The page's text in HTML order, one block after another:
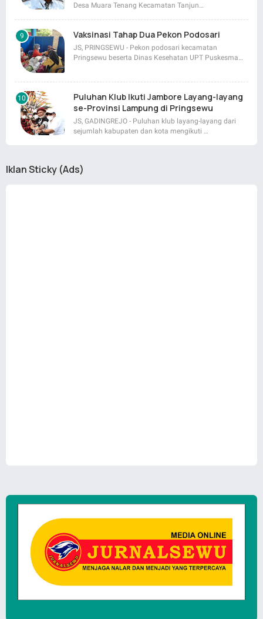
Desa Muara Tenang Kecamatan Tanjun…
Vaksinasi Tahap Dua Pekon Podosari
JS, PRINGSEWU - Pekon podosari kecamatan
Pringsewu beserta Dinas Kesehatan UPT Puskesma…
Puluhan Klub Ikuti Jambore Layang-layang
se-Provinsi Lampung di Pringsewu
JS, GADINGREJO - Puluhan klub layang-layang dari
sejumlah kabupaten dan kota mengikuti …
Iklan Sticky (Ads)